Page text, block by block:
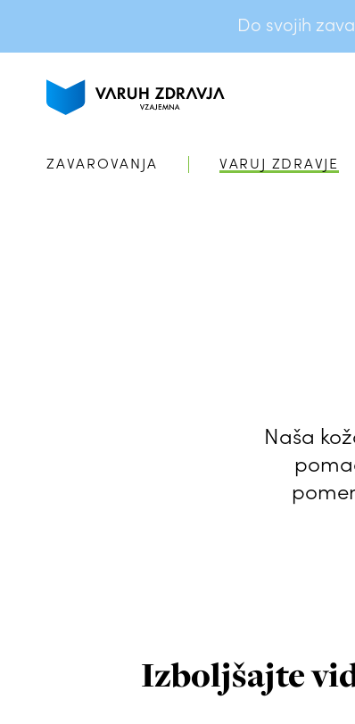
Do svojih
ZAVAROVANJA VARUJ ZDRAVJE
Naša
Izboljšajte